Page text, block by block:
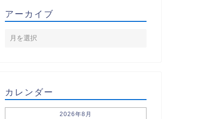
アーカイブ
カレンダー
2026年8月